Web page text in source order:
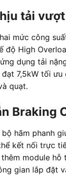
tải
mức công
độ High
dụng tải
7,5kW tối ưu
quạt.
Braking
hãm phanh
kết nối trực
module hỗ
gian lắp đặt